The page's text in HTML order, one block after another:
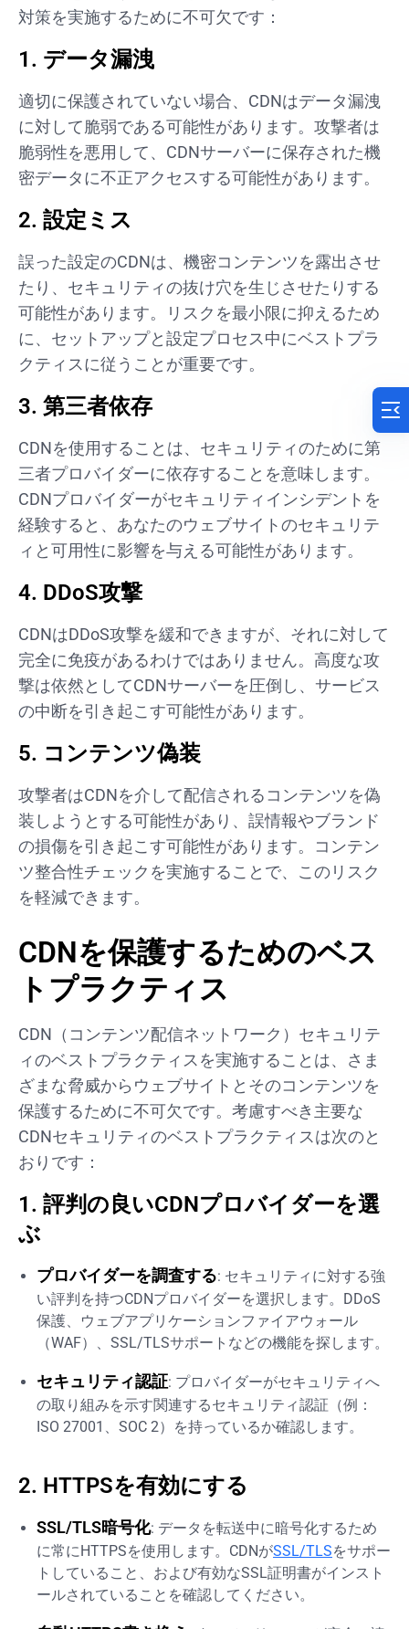
対策を実施するために不可欠です：
1. データ漏洩
適切に保護されていない場合、CDNはデータ漏洩
に対して脆弱である可能性があります。攻撃者は
脆弱性を悪用して、CDNサーバーに保存された機
密データに不正アクセスする可能性があります。
2. 設定ミス
誤った設定のCDNは、機密コンテンツを露出させ
たり、セキュリティの抜け穴を生じさせたりする
可能性があります。リスクを最小限に抑えるため
に、セットアップと設定プロセス中にベストプラ
クティスに従うことが重要です。
3. 第三者依存
CDNを使用することは、セキュリティのために第
三者プロバイダーに依存することを意味します。
CDNプロバイダーがセキュリティインシデントを
経験すると、あなたのウェブサイトのセキュリテ
ィと可用性に影響を与える可能性があります。
4. DDoS攻撃
CDNはDDoS攻撃を緩和できますが、それに対して
完全に免疫があるわけではありません。高度な攻
撃は依然としてCDNサーバーを圧倒し、サービス
の中断を引き起こす可能性があります。
5. コンテンツ偽装
攻撃者はCDNを介して配信されるコンテンツを偽
装しようとする可能性があり、誤情報やブランド
の損傷を引き起こす可能性があります。コンテン
ツ整合性チェックを実施することで、このリスク
を軽減できます。
CDNを保護するためのベス
トプラクティス
CDN（コンテンツ配信ネットワーク）セキュリテ
ィのベストプラクティスを実施することは、さま
ざまな脅威からウェブサイトとそのコンテンツを
保護するために不可欠です。考慮すべき主要な
CDNセキュリティのベストプラクティスは次のと
おりです：
1. 評判の良いCDNプロバイダーを選
ぶ
プロバイダーを調査する: セキュリティに対する強
い評判を持つCDNプロバイダーを選択します。DDoS
保護、ウェブアプリケーションファイアウォール
（WAF）、SSL/TLSサポートなどの機能を探します。
セキュリティ認証: プロバイダーがセキュリティへ
の取り組みを示す関連するセキュリティ認証（例：
ISO 27001、SOC 2）を持っているか確認します。
2. HTTPSを有効にする
SSL/TLS暗号化: データを転送中に暗号化するため
に常にHTTPSを使用します。CDNがSSL/TLSをサポー
トしていること、および有効なSSL証明書がインスト
ールされていることを確認してください。